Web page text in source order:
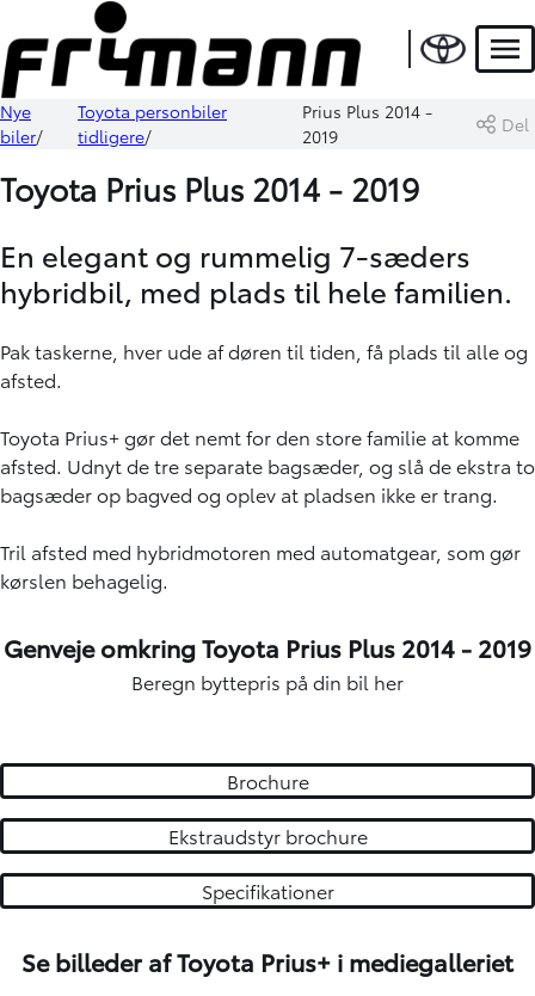
Nye
biler
Toyota personbiler
tidligere
Prius Plus 2014 -
2019
Del
Toyota Prius Plus 2014 - 2019
En elegant og rummelig 7-sæders
hybridbil, med plads til hele familien.
Pak taskerne, hver ude af døren til tiden, få plads til alle og
afsted.
Toyota Prius+ gør det nemt for den store familie at komme
afsted. Udnyt de tre separate bagsæder, og slå de ekstra to
bagsæder op bagved og oplev at pladsen ikke er trang.
Tril afsted med hybridmotoren med automatgear, som gør
kørslen behagelig.
Genveje omkring Toyota Prius Plus 2014 - 2019
Beregn byttepris på din bil her
Brochure
Ekstraudstyr brochure
Specifikationer
Se billeder af Toyota Prius+ i mediegalleriet